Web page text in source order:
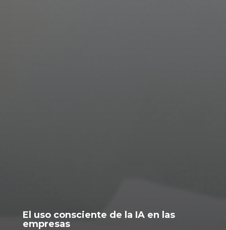
El uso consciente de la IA en las
empresas